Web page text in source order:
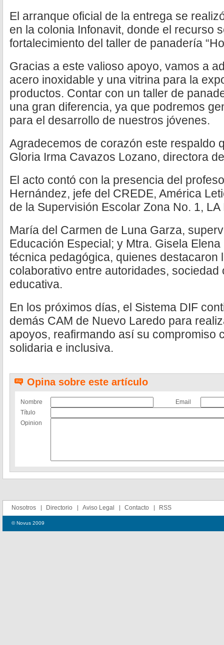
El arranque oficial de la entrega se
en la colonia Infonavit, donde el recurso
fortalecimiento del taller de panadería
Gracias a este valioso apoyo, vamos a
acero inoxidable y una vitrina para la
productos. Contar con un taller de
una gran diferencia, ya que podremos
para el desarrollo de nuestros jóvenes.
Agradecemos de corazón este respaldo
Gloria Irma Cavazos Lozano, directora
El acto contó con la presencia del
Hernández, jefe del CREDE, América
de la Supervisión Escolar Zona No. 1, LA
María del Carmen de Luna Garza,
Educación Especial; y Mtra. Gisela
técnica pedagógica, quienes destacaron
colaborativo entre autoridades, sociedad
educativa.
En los próximos días, el Sistema DIF
demás CAM de Nuevo Laredo para
apoyos, reafirmando así su compromiso
solidaria e inclusiva.
Opina sobre este artículo
Nombre
Email
Título
Opinion
Nosotros Directorio Aviso Legal Contacto RSS
© Novus 2009